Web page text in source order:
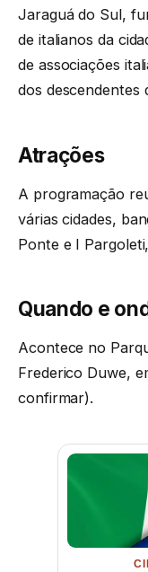
Jaraguá do Sul,
de italianos da
de associações
dos descendentes
Atrações
A programação
várias cidades,
Ponte e I
Quando e
Acontece no
Frederico Duwe,
confirmar).